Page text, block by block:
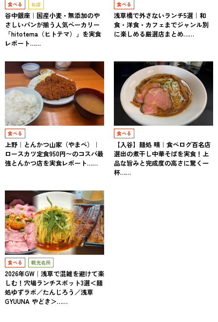
食べる お店
谷中銀座｜国産小麦・無添加のや
さしいパンが揃う人気ベーカリー
「hitotema（ヒトテマ）」を実食
レポート……
食べる
浅草橋で外さないランチ5選｜和
食・洋食・カフェまでジャンル別
に楽しめる厳選店まとめ……
食べる
上野｜とんかつ山家（やまべ）｜
ロースカツ定食950円〜のコスパ最
強とんかつ店を実食レポート……
食べる
【入谷】麺処 晴｜食べログ百名店
選出の煮干し中華そばを実食！上
品な旨みと完成度の高さに驚く一
杯……
食べる 観光名所
2026年GW｜浅草で混雑を避けて楽
しむ！穴場ランチスポット3選＜麺
処ゆずラボ／たんじろう／浅草
GYUUNA やどき＞……